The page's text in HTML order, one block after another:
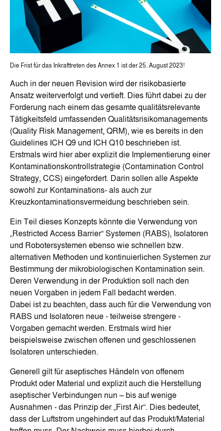
Die Frist für das Inkrafttreten des Annex 1 ist der 25. August 2023!
Auch in der neuen Revision wird der risikobasierte
Ansatz weiterverfolgt und vertieft. Dies führt dabei zu der
Forderung nach einem das gesamte qualitätsrelevante
Tätigkeitsfeld umfassenden Qualitätsrisikomanagements
(Quality Risk Management, QRM), wie es bereits in den
Guidelines ICH Q9 und ICH Q10 beschrieben ist.
Erstmals wird hier aber explizit die Implementierung einer
Kontaminationskontrollstrategie (Contamination Control
Strategy, CCS) eingefordert. Darin sollen alle Aspekte
sowohl zur Kontaminations- als auch zur
Kreuzkontaminationsvermeidung beschrieben sein.
Ein Teil dieses Konzepts könnte die Verwendung von
„Restricted Access Barrier“ Systemen (RABS), Isolatoren
und Robotersystemen ebenso wie schnellen bzw.
alternativen Methoden und kontinuierlichen Systemen zur
Bestimmung der mikrobiologischen Kontamination sein.
Deren Verwendung in der Produktion soll nach den
neuen Vorgaben in jedem Fall bedacht werden.
Dabei ist zu beachten, dass auch für die Verwendung von
RABS und Isolatoren neue - teilweise strengere -
Vorgaben gemacht werden. Erstmals wird hier
beispielsweise zwischen offenen und geschlossenen
Isolatoren unterschieden.
Generell gilt für aseptisches Händeln von offenem
Produkt oder Material und explizit auch die Herstellung
aseptischer Verbindungen nun – bis auf wenige
Ausnahmen - das Prinzip der „First Air“. Dies bedeutet,
dass der Luftstrom ungehindert auf das Produkt/Material